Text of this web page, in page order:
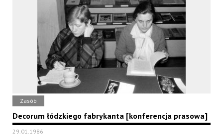
Zasób
Decorum łódzkiego fabrykanta [konferencja prasowa]
29.01.1986